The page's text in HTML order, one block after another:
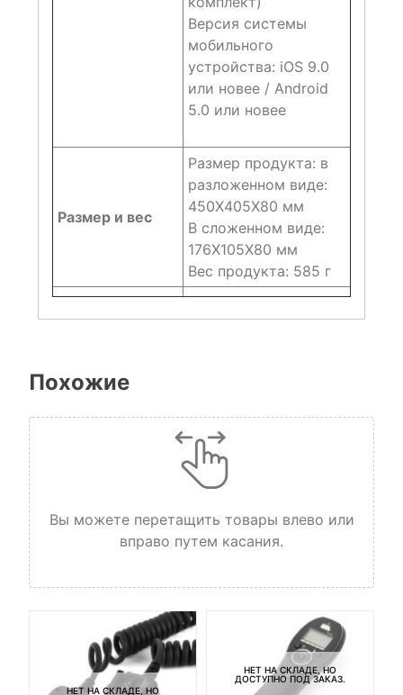
Версия системы
мобильного
устройства: iOS 9.0
или новее / Android
5.0 или новее
Размер и вес
Размер продукта: в
разложенном виде:
450X405X80 мм
В сложенном виде:
176X105X80 мм
Вес продукта: 585 г
Похожие
Вы можете перетащить товары влево или
вправо путем касания.
НЕТ НА СКЛАДЕ, НО
НЕТ НА СКЛАДЕ, НО
ДОСТУПНО ПОД ЗАКАЗ.